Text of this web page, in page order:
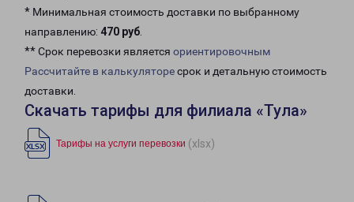
* Минимальная стоимость доставки по выбранному
направлению: 470 руб.
** Срок перевозки является ориентировочным
Рассчитайте в калькуляторесрок и детальную стоимость
доставки.
Скачать тарифы для филиала «Тула»
Тарифы на услуги перевозки (xlsx)